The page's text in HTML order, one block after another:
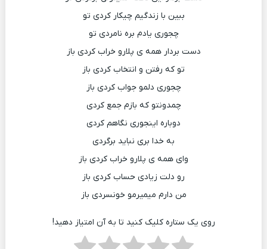
ببین با زندگیم چیکار کردی تو
چجوری یادم بره نامردی تو
دست بردار همه ی پلارو خراب کردی باز
تو که رفتن و انتخاب کردی باز
چجوری دلمو جواب کردی باز
چمدونتو که بازم جمع کردی
دوباره اینجوری نگاهم کردی
به خدا بری نباید برگردی
وای همه ی پلارو خراب کردی باز
رو دلت زیادی حساب کردی باز
من دارم میمیرمو خونسردی باز
روی یک ستاره کلیک کنید تا به آن امتیاز دهید!